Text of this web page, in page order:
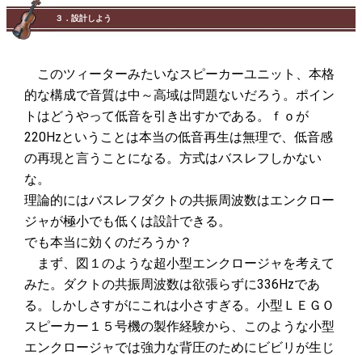
３．設計しよう
このツィーターみたいなスピーカーユニット、本格
的な構成で音質は中～高域は問題ないだろう。ポイン
トはどうやって低音を引き出すかである。ｆｏが
220Hzということは本当の低音再生は無理で、低音感
の再現と言うことになる。方式はバスレフしかない
な。
理論的にはバスレフダクトの共振周波数はエンクロー
ジャが極小でも低くは設計できる。
でも本当に効くのだろうか？
まず、図１のような超小型エンクロージャを考えて
みた。ダクトの共振周波数は欲張らずに336Hzであ
る。しかしさすがにこれは小さすぎる。小型ＬＥＧＯ
スピーカー１５号機の製作経験から、このような小型
エンクロージャでは強力な背圧のためにビビリが生じ